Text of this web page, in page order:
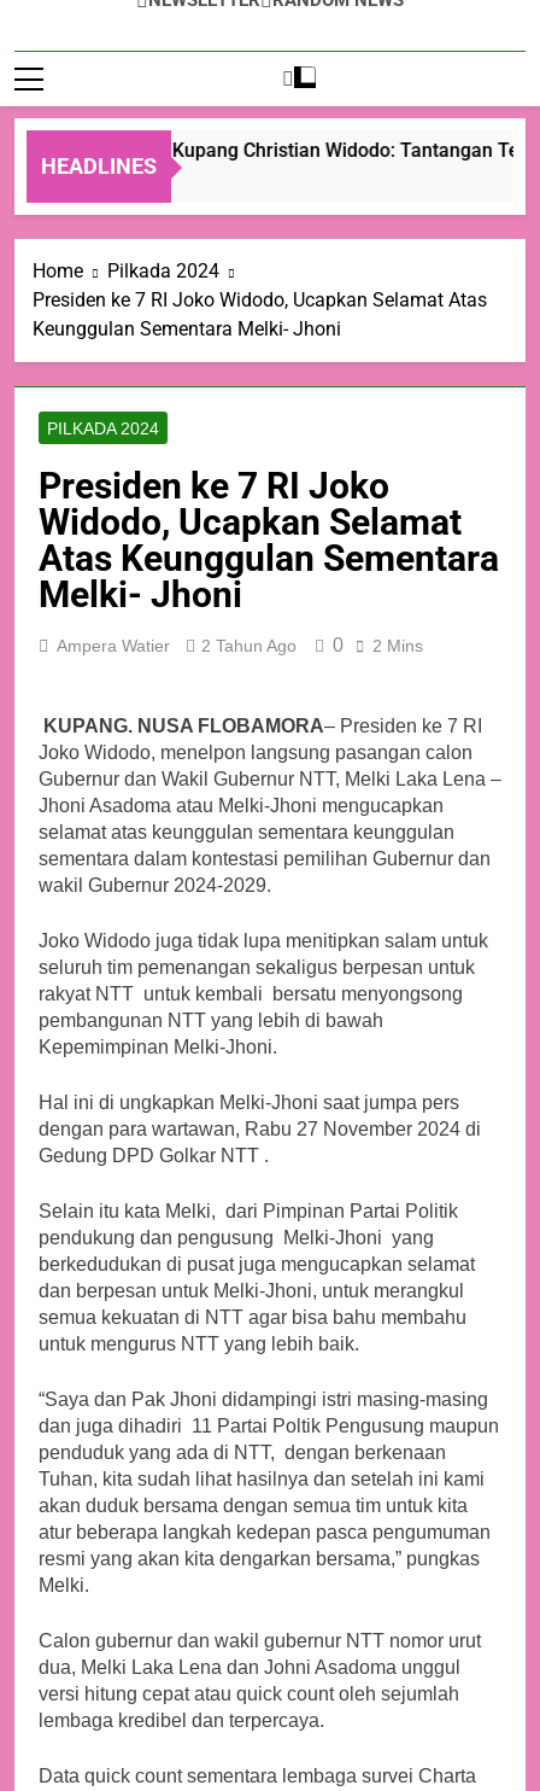
HEADLINES
Wali Kota Kupang Christian Widodo: Tantangan
Home
Pilkada 2024
Presiden ke 7 RI Joko Widodo, Ucapkan Selamat Atas
Keunggulan Sementara Melki- Jhoni
PILKADA 2024
Presiden ke 7 RI Joko
Widodo, Ucapkan Selamat
Atas Keunggulan Sementara
Melki- Jhoni
Ampera Watier 2 Tahun Ago 0 2 Mins
KUPANG. NUSA FLOBAMORA– Presiden ke 7 RI
Joko Widodo, menelpon langsung pasangan calon
Gubernur dan Wakil Gubernur NTT, Melki Laka Lena –
Jhoni Asadoma atau Melki-Jhoni mengucapkan
selamat atas keunggulan sementara keunggulan
sementara dalam kontestasi pemilihan Gubernur dan
wakil Gubernur 2024-2029.
Joko Widodo juga tidak lupa menitipkan salam untuk
seluruh tim pemenangan sekaligus berpesan untuk
rakyat NTT untuk kembali bersatu menyongsong
pembangunan NTT yang lebih di bawah
Kepemimpinan Melki-Jhoni.
Hal ini di ungkapkan Melki-Jhoni saat jumpa pers
dengan para wartawan, Rabu 27 November 2024 di
Gedung DPD Golkar NTT .
Selain itu kata Melki, dari Pimpinan Partai Politik
pendukung dan pengusung Melki-Jhoni yang
berkedudukan di pusat juga mengucapkan selamat
dan berpesan untuk Melki-Jhoni, untuk merangkul
semua kekuatan di NTT agar bisa bahu membahu
untuk mengurus NTT yang lebih baik.
“Saya dan Pak Jhoni didampingi istri masing-masing
dan juga dihadiri 11 Partai Poltik Pengusung maupun
penduduk yang ada di NTT, dengan berkenaan
Tuhan, kita sudah lihat hasilnya dan setelah ini kami
akan duduk bersama dengan semua tim untuk kita
atur beberapa langkah kedepan pasca pengumuman
resmi yang akan kita dengarkan bersama,” pungkas
Melki.
Calon gubernur dan wakil gubernur NTT nomor urut
dua, Melki Laka Lena dan Johni Asadoma unggul
versi hitung cepat atau quick count oleh sejumlah
lembaga kredibel dan terpercaya.
Data quick count sementara lembaga survei Charta